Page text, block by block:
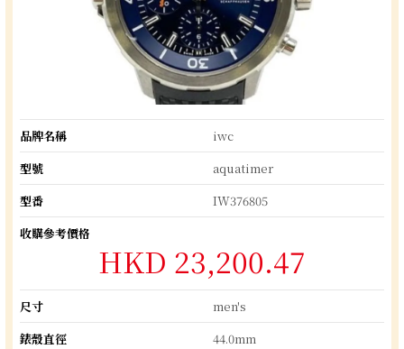
品牌名稱
iwc
型號
aquatimer
型番
IW376805
收購參考價格
HKD 23,200.47
尺寸
men's
錶殼直徑
44.0mm